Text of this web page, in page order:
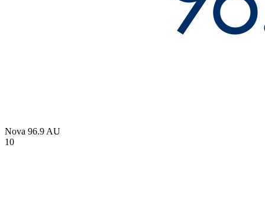
Nova 96.9 AU
10